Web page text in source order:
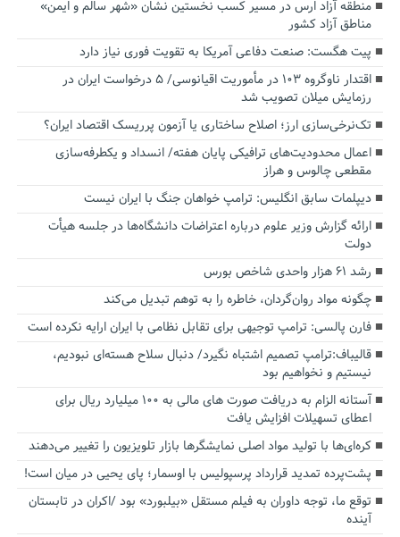
منطقه آزاد ارس در مسیر کسب نخستین نشان «شهر سالم و ایمن»
مناطق آزاد کشور
پیت هگست: صنعت دفاعی آمریکا به تقویت فوری نیاز دارد
اقتدار ناوگروه ۱۰۳ در مأموریت‌ اقیانوسی/ ۵ درخواست ایران در
رزمایش میلان تصویب شد
تک‌نرخی‌سازی ارز؛ اصلاح ساختاری یا آزمون پرریسک اقتصاد ایران؟
اعمال محدودیت‌های ترافیکی پایان هفته/ انسداد و یکطرفه‌سازی
مقطعی چالوس و هراز
دیپلمات سابق انگلیس:‌ ترامپ خواهان جنگ با ایران نیست
ارائه گزارش وزیر علوم درباره اعتراضات دانشگاه‌ها در جلسه هیأت
دولت
رشد ۶۱ هزار واحدی شاخص بورس
چگونه مواد روان‌گردان، خاطره را به توهم تبدیل می‌کند
فارن پالسی: ترامپ توجیهی برای تقابل نظامی با ایران ارایه نکرده است
قالیباف:ترامپ تصمیم اشتباه نگیرد/ دنبال سلاح هسته‌ای نبودیم،
نیستیم و نخواهیم بود
آستانه الزام به دریافت صورت های مالی به ۱۰۰ میلیارد ریال برای
اعطای تسهیلات افزایش یافت
کره‌ای‌ها با تولید مواد اصلی نمایشگرها بازار تلویزیون را تغییر می‌دهند
پشت‌پرده تمدید قرارداد پرسپولیس با اوسمار؛ پای یحیی در میان است!
توقع ما، توجه داوران به فیلم مستقل «بیلبورد» بود /اکران در تابستان
آینده